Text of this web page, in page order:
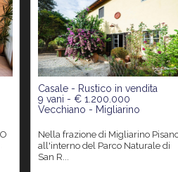
Casale - Rustico in vendita
9 vani - € 1.200.000
Vecchiano - Migliarino
Nella frazione di Migliarino Pisano
all'interno del Parco Naturale di
San R...